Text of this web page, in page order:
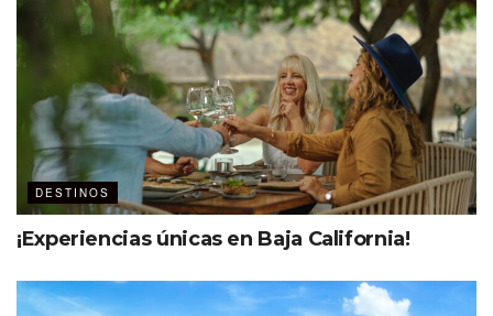
Ver esta publicación en Instagram
DESTINOS
¡Experiencias únicas en Baja California!